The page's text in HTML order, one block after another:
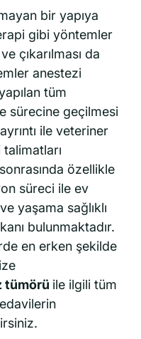
bir yapıya
gibi yöntemler
çıkarılması da
anestezi
tüm
sürecine geçilmesi
ile veteriner
özellikle
süreci ile ev
yaşama sağlıklı
bulunmaktadır.
en erken şekilde
tümörü ile ilgili tüm